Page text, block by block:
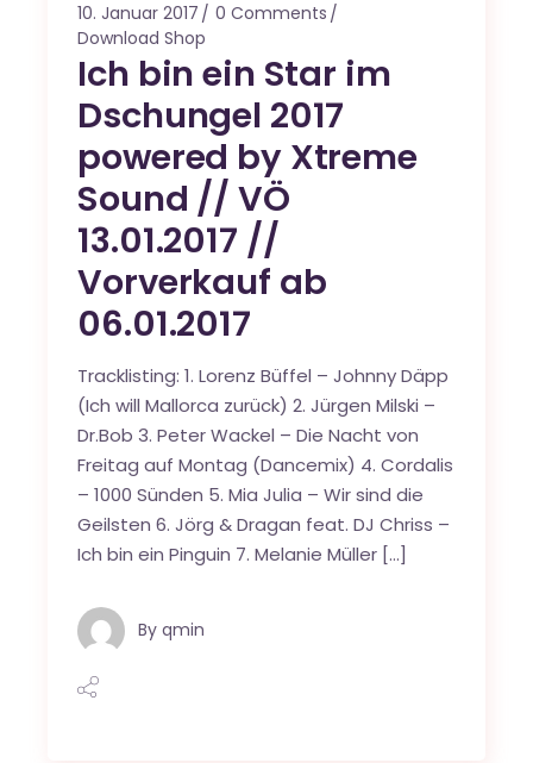
10. Januar 2017
0 Comments
Download Shop
Ich bin ein Star im
Dschungel 2017
powered by Xtreme
Sound // VÖ
13.01.2017 //
Vorverkauf ab
06.01.2017
Tracklisting: 1. Lorenz Büffel – Johnny Däpp
(Ich will Mallorca zurück) 2. Jürgen Milski –
Dr.Bob 3. Peter Wackel – Die Nacht von
Freitag auf Montag (Dancemix) 4. Cordalis
– 1000 Sünden 5. Mia Julia – Wir sind die
Geilsten 6. Jörg & Dragan feat. DJ Chriss –
Ich bin ein Pinguin 7. Melanie Müller […]
By qmin